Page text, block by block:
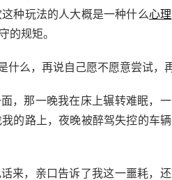
种玩法的人大概是一种什么心理
的规矩。
么，再说自己愿不愿意尝试，
，那一晚我在床上辗转难眠，
的路上，夜晚被醉驾失控的车
来，亲口告诉了我这一噩耗，